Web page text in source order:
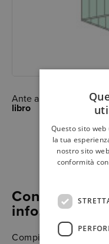
Ante a
libro
Contattaci
informazioni
Compila il form, un
Questo sito
la tua
nostro sito
conformità